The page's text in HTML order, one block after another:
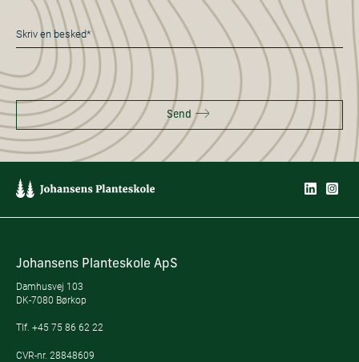
Besked
*
Send
Johansens Planteskole ApS
Damhusvej 103
DK-7080 Børkop
Tlf. +45 75 86 62 22
CVR-nr. 28848609